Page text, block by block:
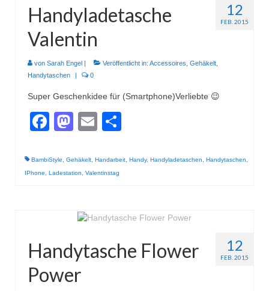
12
FEB. 2015
Handyladetasche
Valentin
von Sarah Engel Veröffentlicht in: Accessoires, Gehäkelt,
Handytaschen
0
Super Geschenkidee für (Smartphone)Verliebte 😉
Facebook
Mastodon
Email
BambiStyle, Gehäkelt, Handarbeit, Handy, Handyladetaschen, Handytaschen,
IPhone, Ladestation, Valentinstag
12
FEB. 2015
Handytasche Flower
Power